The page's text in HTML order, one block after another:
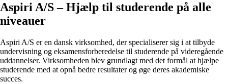
Aspiri A/S – Hjælp til studerende på alle
niveauer
Aspiri A/S er en dansk virksomhed, der specialiserer sig i at tilbyde
undervisning og eksamensforberedelse til studerende på videregående
uddannelser. Virksomheden blev grundlagt med det formål at hjælpe
studerende med at opnå bedre resultater og øge deres akademiske
succes.